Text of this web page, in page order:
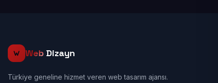
Web Dizayn
Türkiye geneline hizmet veren web tasarım ajansı.